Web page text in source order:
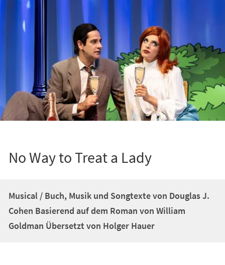
No Way to Treat a Lady
Musical / Buch, Musik und Songtexte von Douglas J.
Cohen Basierend auf dem Roman von William
Goldman Übersetzt von Holger Hauer